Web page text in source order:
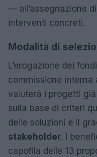
— all’assegnazione
interventi concreti.
Modalità di
L’erogazione dei
commissione interna
valuterà i progetti
sulla base di criteri
delle soluzioni e il
stakeholder. I
capofila delle 13